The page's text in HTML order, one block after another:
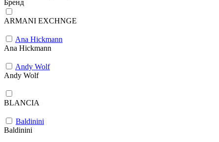
Бренд
ARMANI EXCHNGE
Ana Hickmann
Ana Hickmann
Andy Wolf
Andy Wolf
BLANCIA
Baldinini
Baldinini